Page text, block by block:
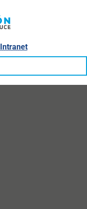
Intranet